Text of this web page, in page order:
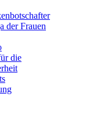
der Frauen
die